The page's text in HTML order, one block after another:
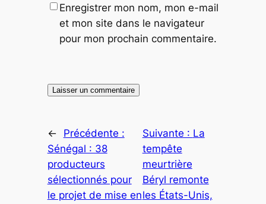
Enregistrer mon nom, mon e-mail
et mon site dans le navigateur
pour mon prochain commentaire.
←
Précédente :
Sénégal : 38
producteurs
sélectionnés pour
le projet de mise en
Suivante : La
tempête
meurtrière
Béryl remonte
les États-Unis,